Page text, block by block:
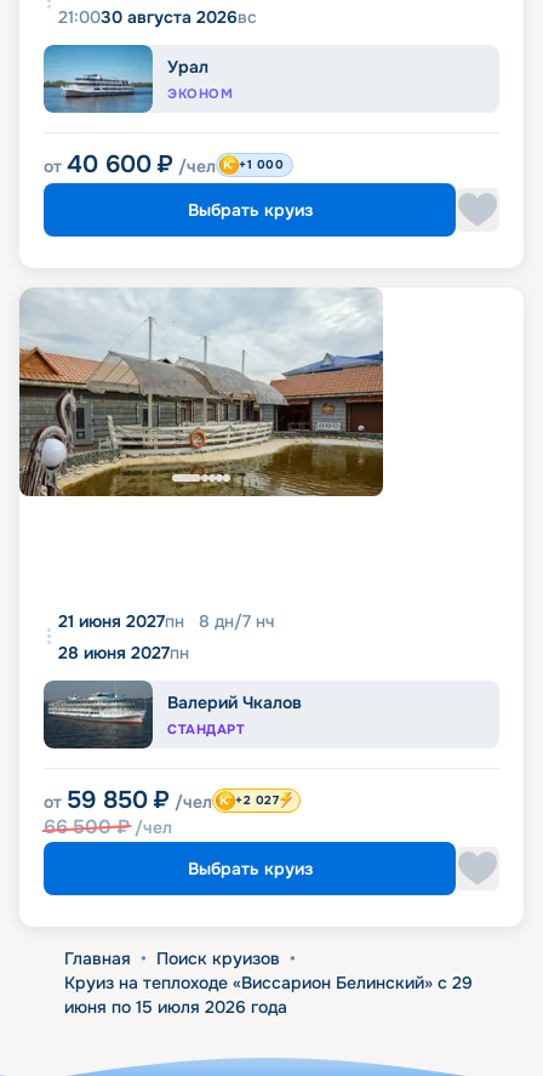
21:0030 августа 2026вс
Урал
ЭКОНОМ
от 40 600 ₽ /чел +1 000
Выбрать круиз
21 июня 2027пн 8 дн/7 нч
28 июня 2027пн
Валерий Чкалов
СТАНДАРТ
от 59 850 ₽ /чел
66 500₽ /чел
+2 027
Выбрать круиз
Главная • Поиск круизов •
Круиз на теплоходе «Виссарион Белинский» с 29
июня по 15 июля 2026 года